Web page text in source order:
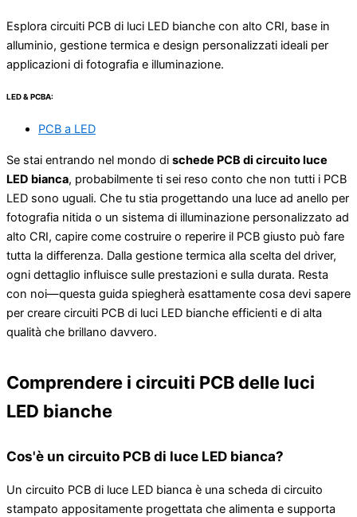
Esplora circuiti PCB di luci LED bianche con alto CRI, base in
alluminio, gestione termica e design personalizzati ideali per
applicazioni di fotografia e illuminazione.
LED & PCBA:
PCB a LED
Se stai entrando nel mondo di schede PCB di circuito luce
LED bianca, probabilmente ti sei reso conto che non tutti i PCB
LED sono uguali. Che tu stia progettando una luce ad anello per
fotografia nitida o un sistema di illuminazione personalizzato ad
alto CRI, capire come costruire o reperire il PCB giusto può fare
tutta la differenza. Dalla gestione termica alla scelta del driver,
ogni dettaglio influisce sulle prestazioni e sulla durata. Resta
con noi—questa guida spiegherà esattamente cosa devi sapere
per creare circuiti PCB di luci LED bianche efficienti e di alta
qualità che brillano davvero.
Comprendere i circuiti PCB delle luci
LED bianche
Cos'è un circuito PCB di luce LED bianca?
Un circuito PCB di luce LED bianca è una scheda di circuito
stampato appositamente progettata che alimenta e supporta